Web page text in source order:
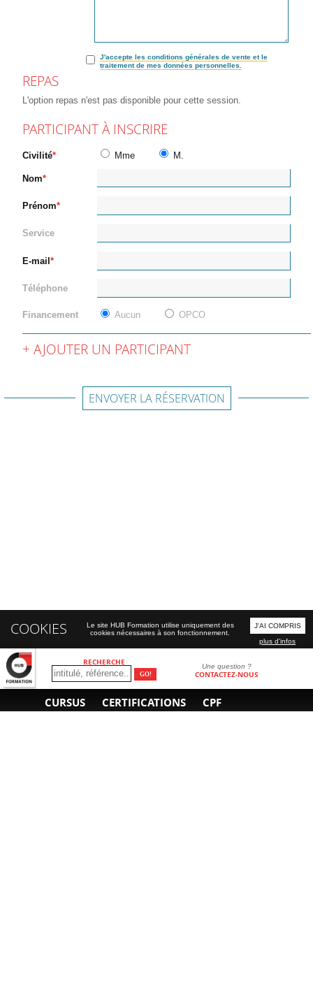
RECHERCHE Une question ?
CONTACTEZ-NOUS
CURSUS CERTIFICATIONS CPF
J'accepte les conditions générales de vente et le
traitement de mes données personnelles.
REPAS
L'option repas n'est pas disponible pour cette session.
PARTICIPANT À INSCRIRE
Civilité Mme M.
Nom
Prénom
Service
E-mail
Téléphone
Financement Aucun OPCO
AJOUTER UN PARTICIPANT
ENVOYER LA RÉSERVATION
COOKIES
Le site HUB Formation utilise uniquement des
cookies nécessaires à son fonctionnement.
J'AI COMPRIS
plus d'infos